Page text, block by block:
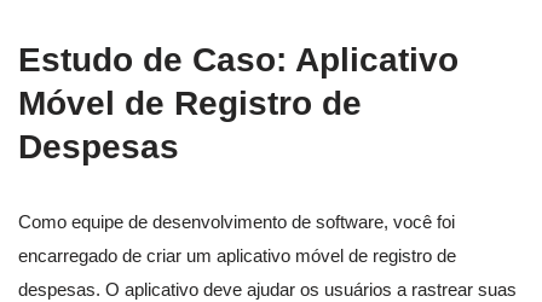
Estudo de Caso: Aplicativo
Móvel de Registro de
Despesas
Como equipe de desenvolvimento de software, você foi
encarregado de criar um aplicativo móvel de registro de
despesas. O aplicativo deve ajudar os usuários a rastrear suas